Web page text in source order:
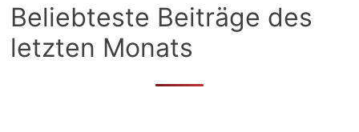
Beliebteste Beiträge des
letzten Monats